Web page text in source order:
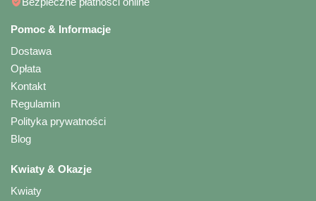
Pomoc & Informacje
Dostawa
Opłata
Kontakt
Regulamin
Polityka prywatności
Blog
Kwiaty & Okazje
Kwiaty